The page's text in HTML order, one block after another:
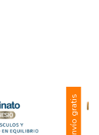
Envío gratis